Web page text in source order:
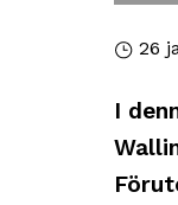
26
I